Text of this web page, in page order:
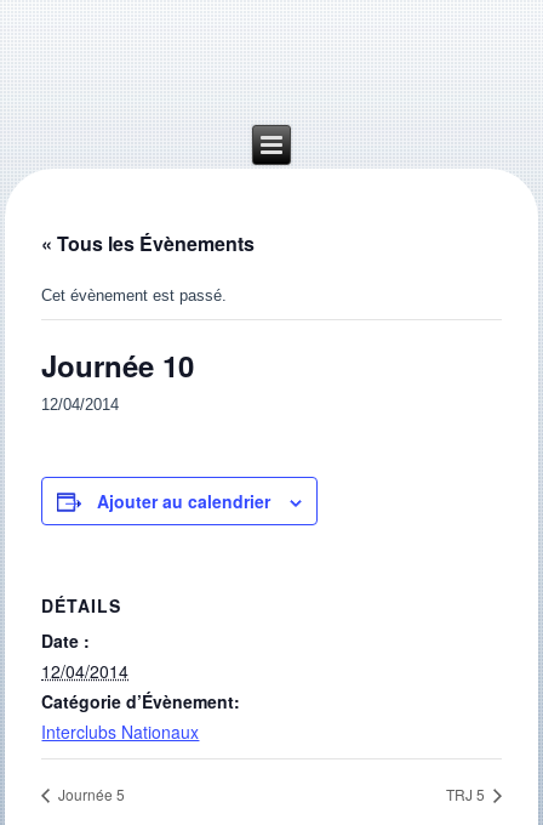
« Tous les Évènements
Cet évènement est passé.
Journée 10
12/04/2014
Ajouter au calendrier
DÉTAILS
Date :
12/04/2014
Catégorie d’Évènement:
Interclubs Nationaux
Journée 5 TRJ 5